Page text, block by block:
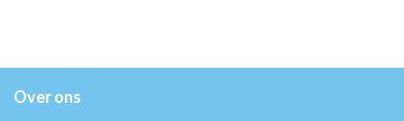
Over ons